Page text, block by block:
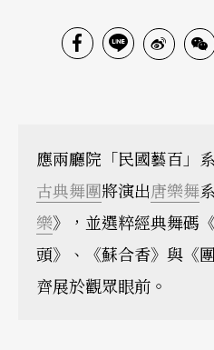
應兩廳院「民國藝百」
古典舞團將演出唐樂舞
樂》，並選粹經典舞碼
頭》、《蘇合香》與《
齊展於觀眾眼前。